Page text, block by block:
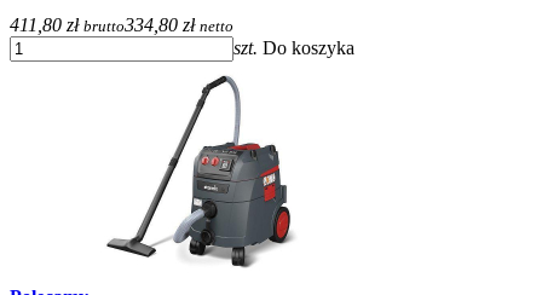
411,80 zł brutto334,80 zł netto
szt. Do koszyka